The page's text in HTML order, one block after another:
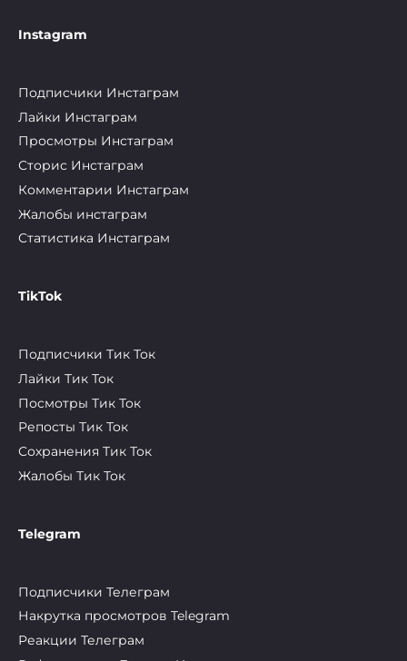
Instagram
Подписчики Инстаграм
Лайки Инстаграм
Просмотры Инстаграм
Сторис Инстаграм
Комментарии Инстаграм
Жалобы инстаграм
Статистика Инстаграм
TikTok
Подписчики Тик Ток
Лайки Тик Ток
Посмотры Тик Ток
Репосты Тик Ток
Сохранения Тик Ток
Жалобы Тик Ток
Telegram
Подписчики Телеграм
Накрутка просмотров Telegram
Реакции Телеграм